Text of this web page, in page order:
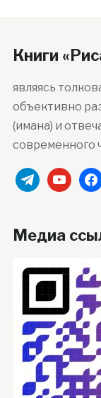
Книги
являясь
объективно
(имана) и
современного
telegramyoutube
Медиа